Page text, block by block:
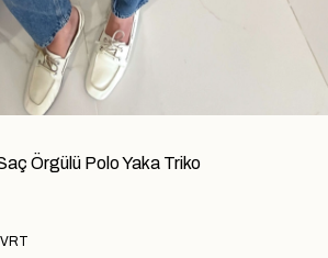
Örgülü Polo Yaka Triko